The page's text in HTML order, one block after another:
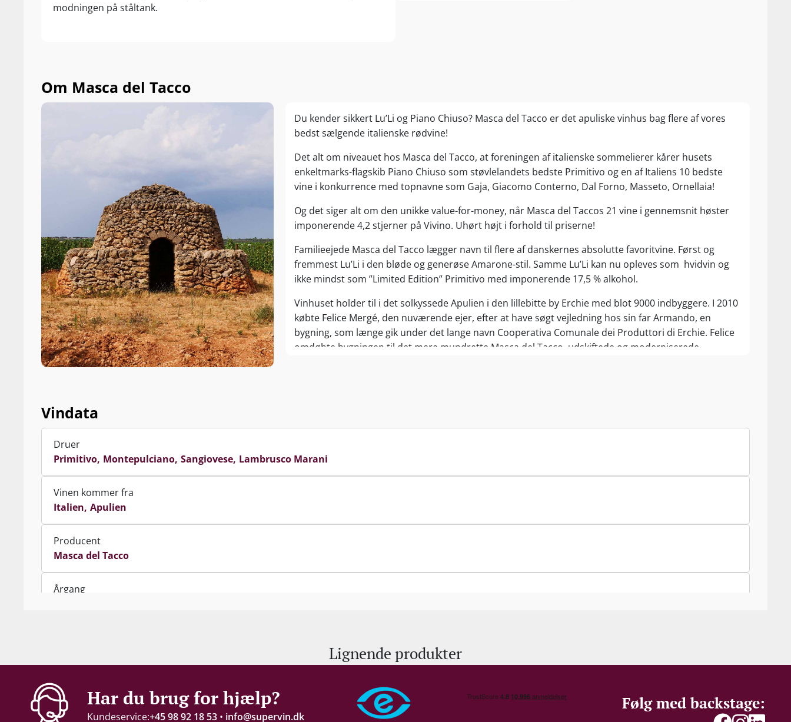
modningen på ståltank.
Om Masca del Tacco
Du kender sikkert Lu’Li og Piano Chiuso? Masca del Tacco er det apuliske vinhus bag flere af vores
bedst sælgende italienske rødvine!
Det alt om niveauet hos Masca del Tacco, at foreningen af italienske sommelierer kårer husets
enkeltmarks-flagskib Piano Chiuso som støvlelandets bedste Primitivo og en af Italiens 10 bedste
vine i konkurrence med topnavne som Gaja, Giacomo Conterno, Dal Forno, Masseto, Ornellaia!
Og det siger alt om den unikke value-for-money, når Masca del Taccos 21 vine i gennemsnit høster
imponerende 4,2 stjerner på Vivino. Uhørt højt i forhold til priserne!
Familieejede Masca del Tacco lægger navn til flere af danskernes absolutte favoritvine. Først og
fremmest Lu’Li i den bløde og generøse Amarone-stil. Samme Lu’Li kan nu opleves som hvidvin og
ikke mindst som ”Limited Edition” Primitivo med imponerende 17,5 % alkohol.
Vinhuset holder til i det solkyssede Apulien i den lillebitte by Erchie med blot 9000 indbyggere. I 2010
købte Felice Mergé, den nuværende ejer, efter at have søgt vejledning hos sin far Armando, en
bygning, som længe gik under det lange navn Cooperativa Comunale dei Produttori di Erchie. Felice
omdøbte bygningen til det mere mundrette Masca del Tacco, udskiftede og moderniserede
Vindata
Druer
Primitivo Montepulciano Sangiovese Lambrusco Marani
Vinen kommer fra
Italien Apulien
Producent
Masca del Tacco
Årgang
Alkohol-%
14 %
Lignende produkter
Har du brug for hjælp?
Kundeservice:+45 98 92 18 53 • info@supervin.dk
Følg med backstage: